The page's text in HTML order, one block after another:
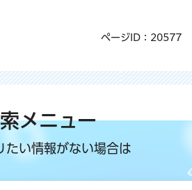
ページID：20577
メニュー
たい情報がない場合は